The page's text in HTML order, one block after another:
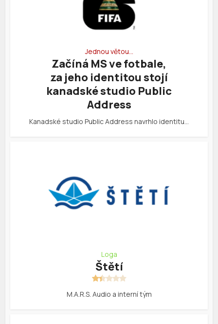
Jednou větou…
Začíná MS ve fotbale,
za jeho identitou stojí
kanadské studio Public
Address
Kanadské studio Public Address navrhlo identitu…
Loga
Štětí
M.A.R.S. Audio a interní tým